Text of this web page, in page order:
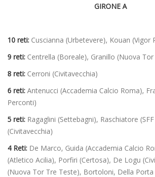
GIRONE A
10 reti: Cuscianna (Urbetevere), Kouan (Vigor
9 reti: Centrella (Boreale), Granillo (Nuova
8 reti: Cerroni (Civitavecchia)
6 reti: Antenucci (Accademia Calcio Roma),
Perconti)
5 reti: Ragaglini (Settebagni), Raschiatore
(Civitavecchia)
4 Reti: De Marco, Guida (Accademia Calcio
(Atletico Acilia), Porfiri (Certosa), De Logu
(Nuova Tor Tre Teste), Bortoloni, Della Porta